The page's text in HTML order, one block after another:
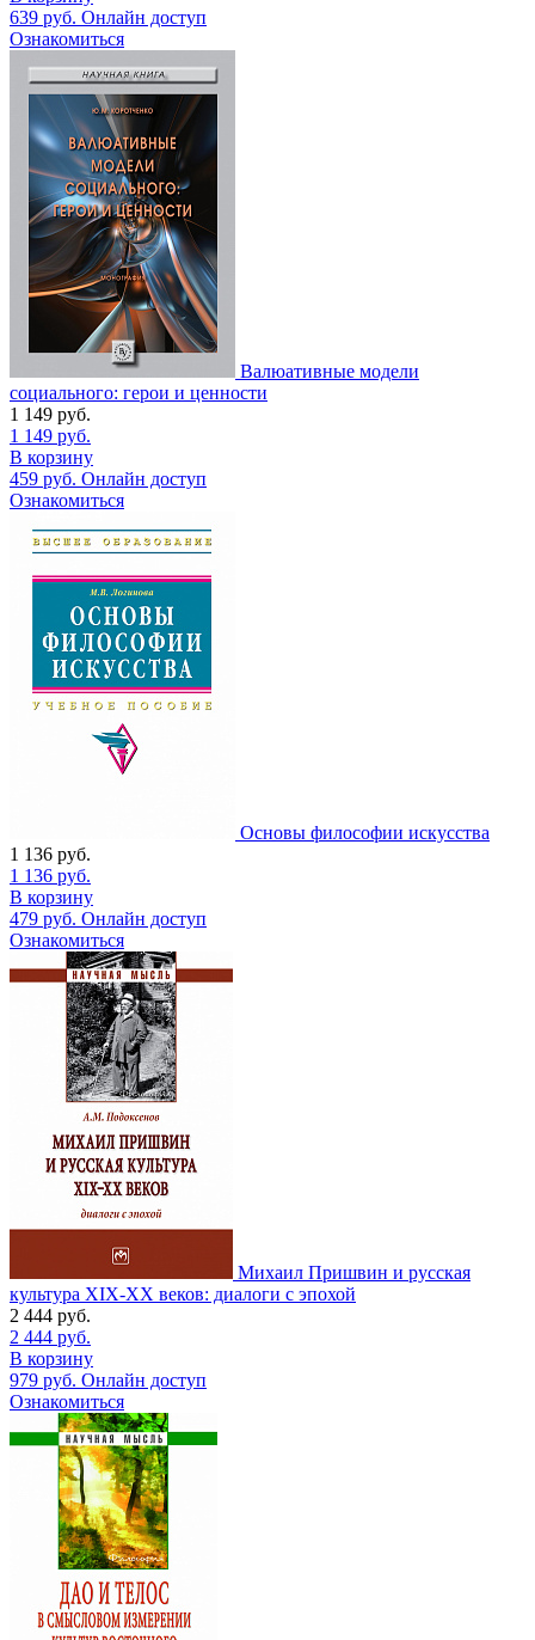
639 руб. Онлайн доступ
Ознакомиться
Валюативные модели
социального: герои и ценности
1 149 руб.
1 149 руб.
В корзину
459 руб. Онлайн доступ
Ознакомиться
Основы философии искусства
1 136 руб.
1 136 руб.
В корзину
479 руб. Онлайн доступ
Ознакомиться
Михаил Пришвин и русская
культура ХIХ-ХХ веков: диалоги с эпохой
2 444 руб.
2 444 руб.
В корзину
979 руб. Онлайн доступ
Ознакомиться